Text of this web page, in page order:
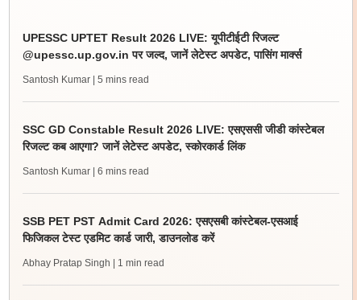
UPESSC UPTET Result 2026 LIVE: यूपीटीईटी रिजल्ट
@upessc.up.gov.in पर जल्द, जानें लेटेस्ट अपडेट, पासिंग मार्क्स
Santosh Kumar | 5 mins read
SSC GD Constable Result 2026 LIVE: एसएससी जीडी कांस्टेबल
रिजल्ट कब आएगा? जानें लेटेस्ट अपडेट, स्कोरकार्ड लिंक
Santosh Kumar | 6 mins read
SSB PET PST Admit Card 2026: एसएसबी कांस्टेबल-एसआई
फिजिकल टेस्ट एडमिट कार्ड जारी, डाउनलोड करें
Abhay Pratap Singh | 1 min read